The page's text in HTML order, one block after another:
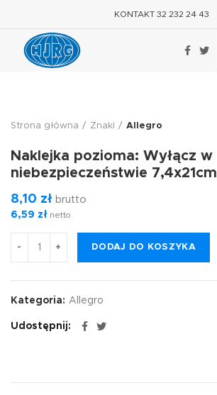
KONTAKT 32 232 24 43
Strona główna Znaki Allegro
Naklejka pozioma: Wyłącz w
niebezpieczeństwie 7,4x21cm
8,10 zł brutto
6,59 zł netto
DODAJ DO KOSZYKA
Kategoria: Allegro
Udostępnij